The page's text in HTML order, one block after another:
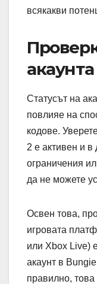
всякакви
Статусът на
повлияе на
кодове.
2 е активен и
ограничения
да не можете
Освен това,
игровата
или Xbox Live)
акаунт в
правилно,